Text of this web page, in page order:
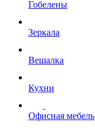
Гобелены
Зеркала
Вешалка
Кухни
Офисная мебель